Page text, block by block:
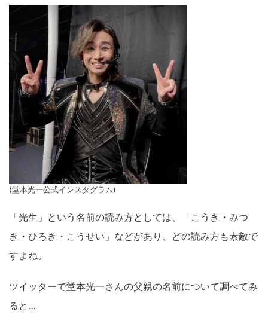
(堂本光一公式インスタグラム)
「光生」という名前の読み方としては、「こうき・みつ
き・ひろき・こうせい」などがあり、どの読み方も素敵で
すよね。
ツイッターで堂本光一さんの父親の名前について調べてみ
ると…